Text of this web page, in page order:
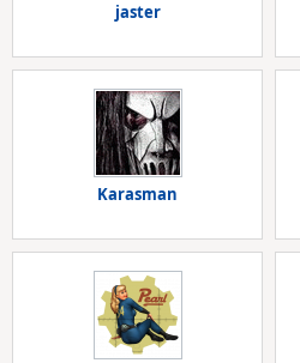
jaster
Karasman